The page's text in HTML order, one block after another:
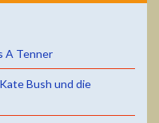
A Tenner
Bush und die